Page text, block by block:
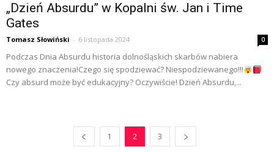
„Dzień Absurdu” w Kopalni św. Jan i Time
Gates
Tomasz Słowiński - 6 listopada 2024 0
Podczas Dnia Absurdu historia dolnośląskich skarbów nabiera
nowego znaczenia!Czego się spodziewać? Niespodziewanego!!!
Czy absurd może być edukacyjny? Oczywiście! Dzień Absurdu,...
1 2 3